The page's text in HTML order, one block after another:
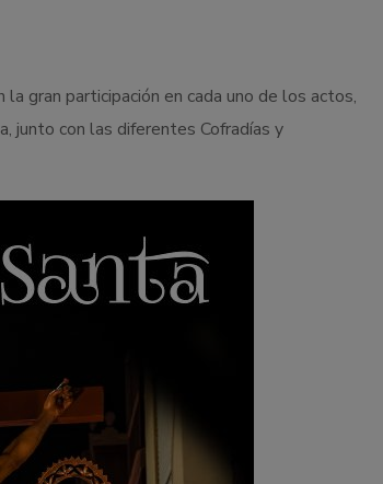
gran participación en cada uno de los actos,
junto con las diferentes Cofradías y